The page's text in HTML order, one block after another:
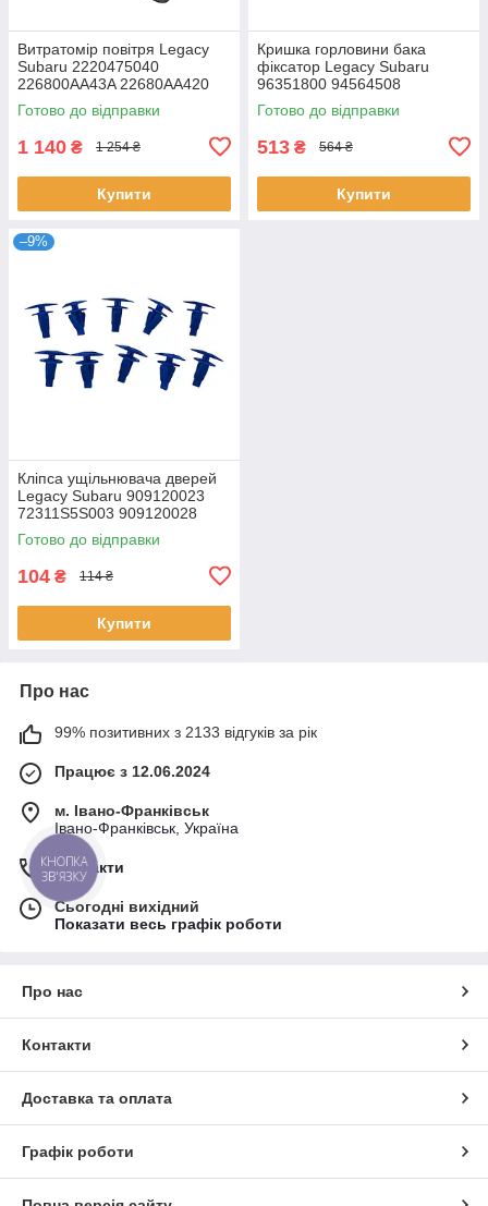
Витратомір повітря Legacy
Subaru 2220475040
226800AA43A 22680AA420
31430000 22204-75040
Готово до відправки
1 140 ₴ 1 254 ₴
Купити
Кришка горловини бака
фіксатор Legacy Subaru
96351800 94564508
96640515 4817840
Готово до відправки
513 ₴ 564 ₴
Купити
–9%
Кліпса ущільнювача дверей
Legacy Subaru 909120023
72311S5S003 909120028
Готово до відправки
104 ₴ 114 ₴
Купити
Про нас
99% позитивних з 2133 відгуків за рік
Працює з 12.06.2024
м. Івано-Франківськ
Івано-Франківськ, Україна
Контакти
Сьогодні вихідний
Показати весь графік роботи
Про нас
Контакти
Доставка та оплата
Графік роботи